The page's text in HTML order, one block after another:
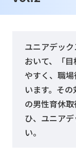
ユニアデッ
おいて、「
やすく、職
います。そ
の男性育休
ひ、ユニア
い。